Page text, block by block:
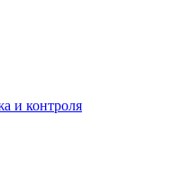
и контроля